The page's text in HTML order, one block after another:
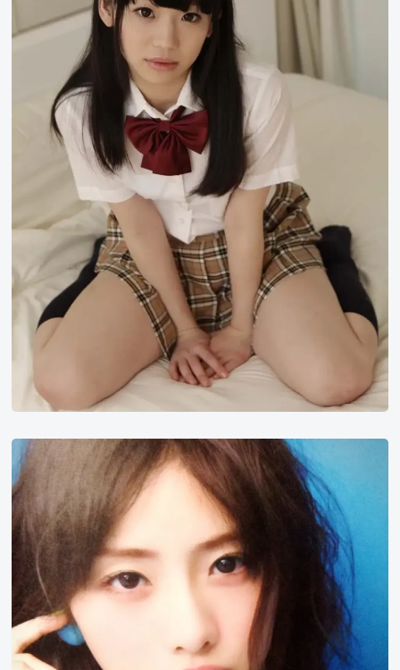
石
原
里
美